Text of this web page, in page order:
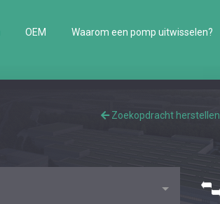
OEM Waarom een pomp uitwisselen?
Zoekopdracht herstellen